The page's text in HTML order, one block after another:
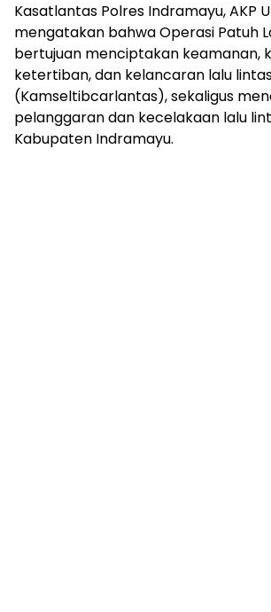
Kasatlantas Polres Indramayu, AKP
mengatakan bahwa Operasi Patuh
bertujuan menciptakan keamanan,
ketertiban, dan kelancaran lalu
(Kamseltibcarlantas), sekaligus
pelanggaran dan kecelakaan lalu
Kabupaten Indramayu.